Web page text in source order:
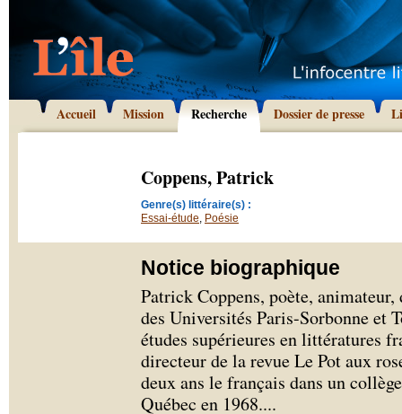
Accueil Mission Recherche Dossier de presse
Coppens, Patrick
Genre(s) littéraire(s) :
Essai-étude, Poésie
Notice biographique
Patrick Coppens, poète,
des Universités Paris-Sorbonne et
études supérieures en littératures
directeur de la revue Le Pot aux
deux ans le français dans un
Québec en 1968....